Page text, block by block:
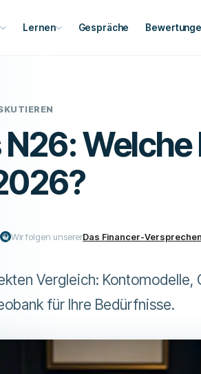
Lernen Gespräche
Wir folgen unsererDas Financer-Versprechen
Vergleich: Kontomodelle,
für Ihre Bedürfnisse.